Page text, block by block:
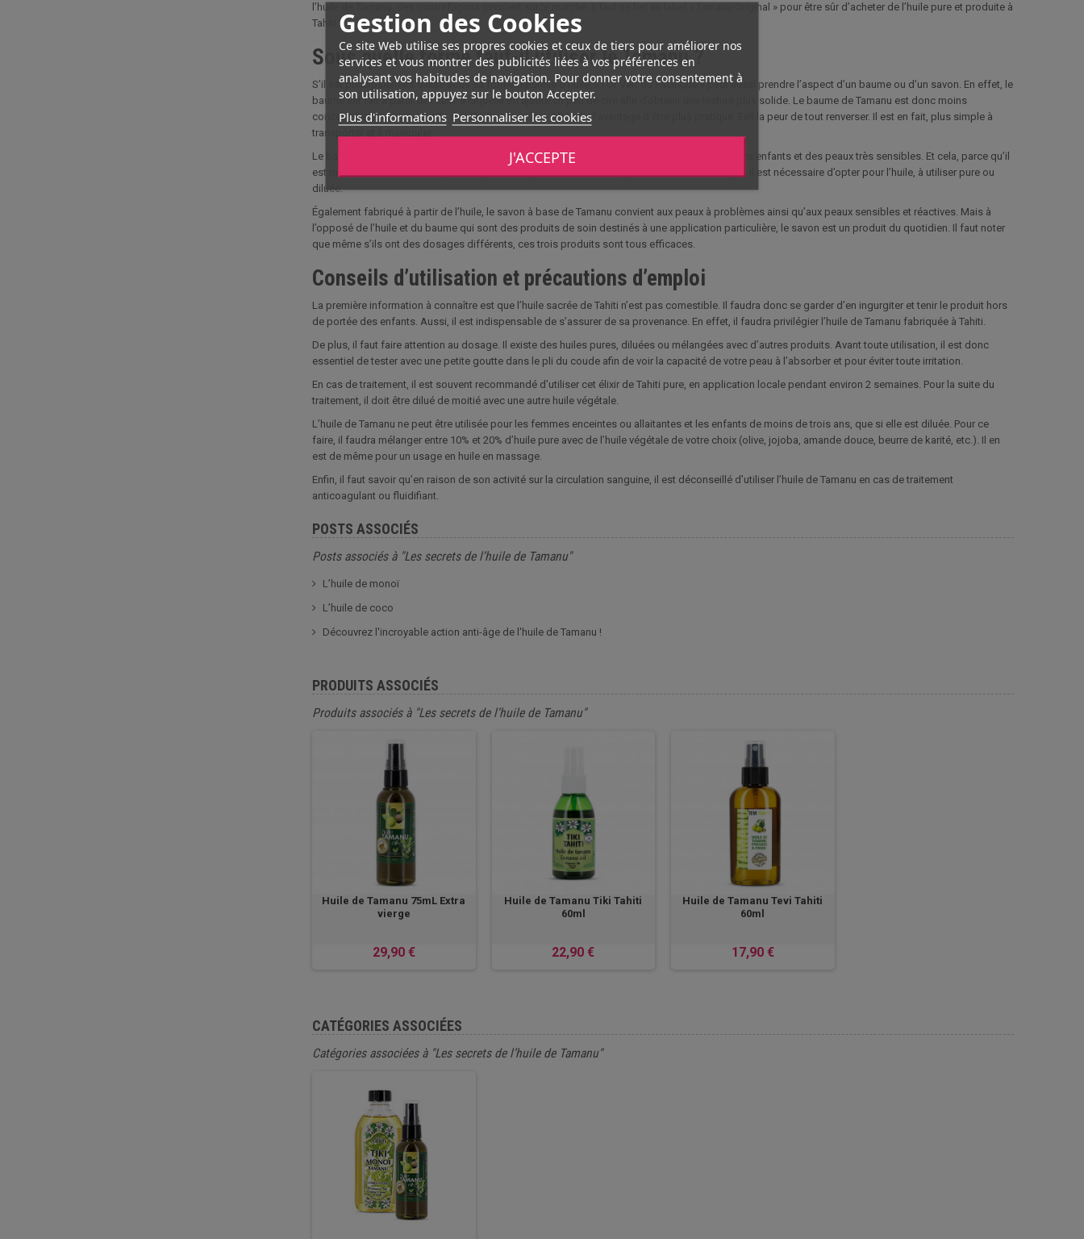
Gestion des Cookies
Ce site Web utilise ses propres cookies et ceux de tiers pour améliorer nos
services et vous montrer des publicités liées à vos préférences en
analysant vos habitudes de navigation. Pour donner votre consentement à
son utilisation, appuyez sur le bouton Accepter.
Plus d'informations Personnaliser les cookies
J'ACCEPTE
l’huile de Tamanu, des contrefaçons circulent sur le marché. Il faut se fier au label « Tamanu Original » pour être sûr d’acheter de l’huile pure et produite à
Tahiti.
Sous quelle forme faut-il utiliser le Tamanu ?
S’il est principalement utilisé sous sa forme naturelle d’huile, « l’Or Vert du Pacifique » peut aussi prendre l’aspect d’un baume ou d’un savon. En effet, le
baume est fait à partir de l’huile à laquelle on ajoute un peu de cire afin d’obtenir une texture plus solide. Le baume de Tamanu est donc moins
concentré en principes actifs que l’huile elle-même. Mais il a l’avantage d’être plus pratique. Exit la peur de tout renverser. Il est en fait, plus simple à
transporter et à manipuler.
Le baume est à privilégier par exemple pour l’application de compresse et pour l’usage sur des enfants et des peaux très sensibles. Et cela, parce qu’il
est moins concentré et donc, moins puissant que l’huile. Par contre, pour faire des massages, il est nécessaire d’opter pour l’huile, à utiliser pure ou
diluée.
Également fabriqué à partir de l’huile, le savon à base de Tamanu convient aux peaux à problèmes ainsi qu’aux peaux sensibles et réactives. Mais à
l’opposé de l’huile et du baume qui sont des produits de soin destinés à une application particulière, le savon est un produit du quotidien. Il faut noter
que même s’ils ont des dosages différents, ces trois produits sont tous efficaces.
Conseils d’utilisation et précautions d’emploi
La première information à connaître est que l’huile sacrée de Tahiti n’est pas comestible. Il faudra donc se garder d’en ingurgiter et tenir le produit hors
de portée des enfants. Aussi, il est indispensable de s’assurer de sa provenance. En effet, il faudra privilégier l’huile de Tamanu fabriquée à Tahiti.
De plus, il faut faire attention au dosage. Il existe des huiles pures, diluées ou mélangées avec d’autres produits. Avant toute utilisation, il est donc
essentiel de tester avec une petite goutte dans le pli du coude afin de voir la capacité de votre peau à l’absorber et pour éviter toute irritation.
En cas de traitement, il est souvent recommandé d’utiliser cet élixir de Tahiti pure, en application locale pendant environ 2 semaines. Pour la suite du
traitement, il doit être dilué de moitié avec une autre huile végétale.
L’huile de Tamanu ne peut être utilisée pour les femmes enceintes ou allaitantes et les enfants de moins de trois ans, que si elle est diluée. Pour ce
faire, il faudra mélanger entre 10% et 20% d’huile pure avec de l’huile végétale de votre choix (olive, jojoba, amande douce, beurre de karité, etc.). Il en
est de même pour un usage en huile en massage.
Enfin, il faut savoir qu’en raison de son activité sur la circulation sanguine, il est déconseillé d’utiliser l’huile de Tamanu en cas de traitement
anticoagulant ou fluidifiant.
POSTS ASSOCIÉS
Posts associés à "Les secrets de l’huile de Tamanu"
L’huile de monoï
L’huile de coco
Découvrez l'incroyable action anti-âge de l'huile de Tamanu !
PRODUITS ASSOCIÉS
Produits associés à "Les secrets de l’huile de Tamanu"
Huile de Tamanu 75mL Extra
vierge
29,90 €
Huile de Tamanu Tiki Tahiti
60ml
22,90 €
Huile de Tamanu Tevi Tahiti
60ml
17,90 €
CATÉGORIES ASSOCIÉES
Catégories associées à "Les secrets de l’huile de Tamanu"